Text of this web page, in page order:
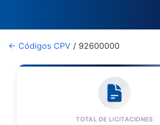
← Códigos CPV / 92600000
TOTAL DE LICITACIONES